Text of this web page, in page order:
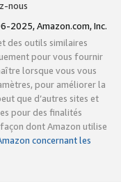
nous
2025, Amazon.com, Inc.
des outils similaires
pour vous fournir
lorsque vous vous
pour améliorer la
que d’autres sites et
pour des finalités
dont Amazon utilise
concernant les